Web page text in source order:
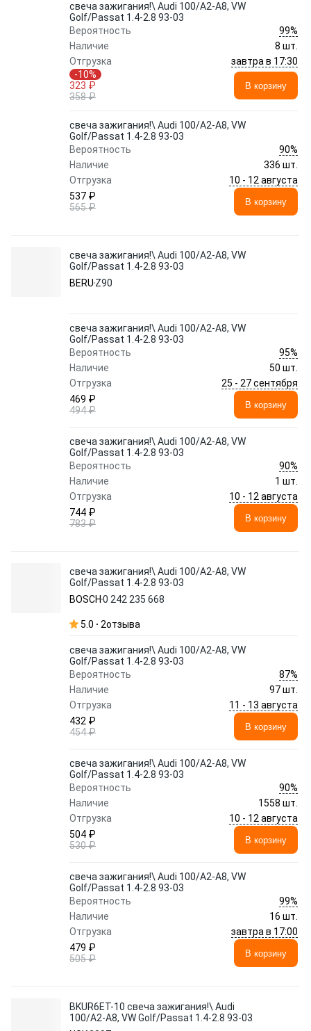
свеча зажигания!\ Audi 100/A2-A8, VW
Golf/Passat 1.4-2.8 93-03
Вероятность
99%
Наличие
8 шт.
Отгрузка
завтра в 17:30
-10%
323 ₽
358 ₽
В корзину
свеча зажигания!\ Audi 100/A2-A8, VW
Golf/Passat 1.4-2.8 93-03
Вероятность
90%
Наличие
336 шт.
Отгрузка
10 - 12 августа
537 ₽
565 ₽
В корзину
свеча зажигания!\ Audi 100/A2-A8, VW
Golf/Passat 1.4-2.8 93-03
BERU Z90
свеча зажигания!\ Audi 100/A2-A8, VW
Golf/Passat 1.4-2.8 93-03
Вероятность
95%
Наличие
50 шт.
Отгрузка
25 - 27 сентября
469 ₽
494 ₽
В корзину
свеча зажигания!\ Audi 100/A2-A8, VW
Golf/Passat 1.4-2.8 93-03
Вероятность
90%
Наличие
1 шт.
Отгрузка
10 - 12 августа
744 ₽
783 ₽
В корзину
свеча зажигания!\ Audi 100/A2-A8, VW
Golf/Passat 1.4-2.8 93-03
BOSCH 0 242 235 668
5.0 2отзыва
свеча зажигания!\ Audi 100/A2-A8, VW
Golf/Passat 1.4-2.8 93-03
Вероятность
87%
Наличие
97 шт.
Отгрузка
11 - 13 августа
432 ₽
454 ₽
В корзину
свеча зажигания!\ Audi 100/A2-A8, VW
Golf/Passat 1.4-2.8 93-03
Вероятность
90%
Наличие
1558 шт.
Отгрузка
10 - 12 августа
504 ₽
530 ₽
В корзину
свеча зажигания!\ Audi 100/A2-A8, VW
Golf/Passat 1.4-2.8 93-03
Вероятность
99%
Наличие
16 шт.
Отгрузка
завтра в 17:00
479 ₽
505 ₽
В корзину
BKUR6ET-10 свеча зажигания!\ Audi
100/A2-A8, VW Golf/Passat 1.4-2.8 93-03